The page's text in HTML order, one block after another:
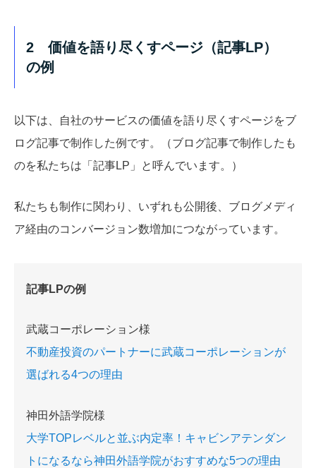
2 価値を語り尽くすページ（記事LP）
の例
以下は、自社のサービスの価値を語り尽くすページをブ
ログ記事で制作した例です。（ブログ記事で制作したも
のを私たちは「記事LP」と呼んでいます。）
私たちも制作に関わり、いずれも公開後、ブログメディ
ア経由のコンバージョン数増加につながっています。
記事LPの例
武蔵コーポレーション様
不動産投資のパートナーに武蔵コーポレーションが
選ばれる4つの理由
神田外語学院様
大学TOPレベルと並ぶ内定率！キャビンアテンダン
トになるなら神田外語学院がおすすめな5つの理由